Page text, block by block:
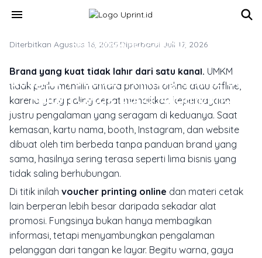
menu
MARKETING & MEDIA PROMOSI
Brand UMKM Lebih Konsisten
dengan Voucher Printing Online dan
Materi Cetak yang Nyambung
Diterbitkan Agustus 16, 2025·Diperbarui Juli 17, 2026
Brand yang kuat tidak lahir dari satu kanal. UMKM
tidak perlu memilih antara promosi online atau offline,
karena yang paling cepat menaikkan kepercayaan
justru pengalaman yang seragam di keduanya. Saat
kemasan, kartu nama, booth, Instagram, dan website
dibuat oleh tim berbeda tanpa panduan brand yang
sama, hasilnya sering terasa seperti lima bisnis yang
tidak saling berhubungan.
Di titik inilah voucher printing online dan materi cetak
lain berperan lebih besar daripada sekadar alat
promosi. Fungsinya bukan hanya membagikan
informasi, tetapi menyambungkan pengalaman
pelanggan dari tangan ke layar. Begitu warna, gaya